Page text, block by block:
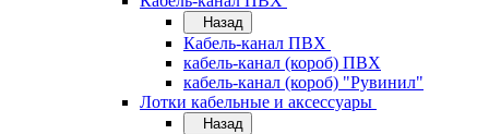
Назад
Кабель-канал ПВХ
кабель-канал (короб) ПВХ
кабель-канал (короб) "Рувинил"
Лотки кабельные и аксессуары
Назад